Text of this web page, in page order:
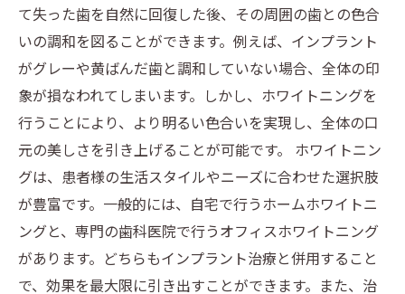
て失った歯を自然に回復した後、その周囲の歯との色合
いの調和を図ることができます。例えば、インプラント
がグレーや黄ばんだ歯と調和していない場合、全体の印
象が損なわれてしまいます。しかし、ホワイトニングを
行うことにより、より明るい色合いを実現し、全体の口
元の美しさを引き上げることが可能です。 ホワイトニン
グは、患者様の生活スタイルやニーズに合わせた選択肢
が豊富です。一般的には、自宅で行うホームホワイトニ
ングと、専門の歯科医院で行うオフィスホワイトニング
があります。どちらもインプラント治療と併用すること
で、効果を最大限に引き出すことができます。また、治